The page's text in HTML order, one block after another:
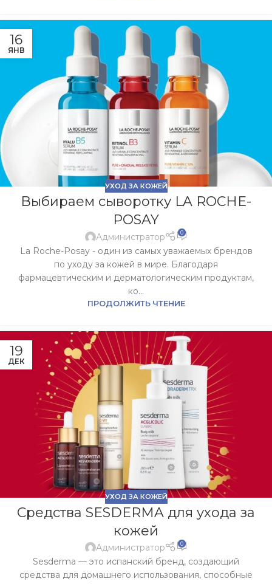
16
ЯНВ
УХОД ЗА КОЖЕЙ
Выбираем сыворотку LA ROCHE-
POSAY
Администратор 0
La Roche-Posay - один из самых уважаемых брендов
по уходу за кожей в мире. Благодаря
фармацевтическим и дерматологическим продуктам,
ко...
ПРОДОЛЖИТЬ ЧТЕНИЕ
19
ДЕК
УХОД ЗА КОЖЕЙ
Средства SESDERMA для ухода за
кожей
Администратор 0
Sesderma — это испанский бренд, создающий
средства для домашнего использования, способные